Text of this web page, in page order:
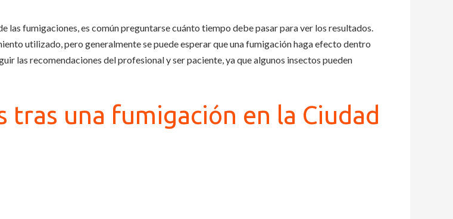
las fumigaciones, es común preguntarse cuánto tiempo debe pasar para ver los resultados.
utilizado, pero generalmente se puede esperar que una fumigación haga efecto dentro
las recomendaciones del profesional y ser paciente, ya que algunos insectos pueden
tras una fumigación en la Ciudad